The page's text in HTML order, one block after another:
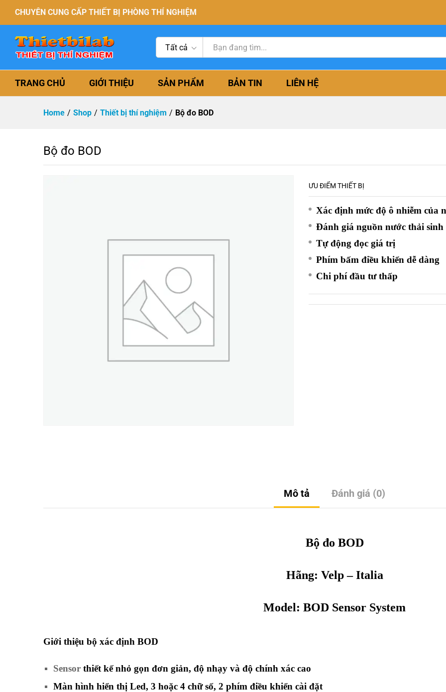
CHUYÊN CUNG CẤP THIẾT BỊ PHÒNG THÍ NGHIỆM
Tất cả
TRANG CHỦ GIỚI THIỆU SẢN PHẨM BẢN TIN LIÊN HỆ
Home / Shop / Thiết bị thí nghiệm / Bộ đo BOD
Bộ đo BOD
ƯU ĐIỂM THIẾT BỊ
Xác định mức độ ô nhiễm của
Đánh giá nguồn nước thải
Tự động đọc giá trị
Phím bấm điều khiển dễ dàng
Chi phí đầu tư thấp
Mô tả Đánh giá (0)
Bộ đo BOD
Hãng: Velp– Italia
Model: BOD Sensor System
Giới thiệu bộ xác định BOD
Sensor thiết kế nhỏ gọn đơn giản, độ nhạy và độ chính xác cao
Màn hình hiển thị Led, 3 hoặc 4 chữ số, 2 phím điều khiển cài đặt